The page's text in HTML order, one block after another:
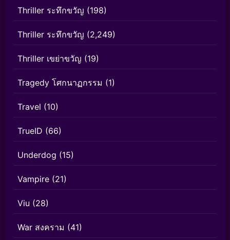
Thriller ระทึกขวัญ (198)
Thriller ระทึกขวัญ (2,249)
Thriller เขย่าขวัญ (19)
Tragedy โศกนาฏกรรม (1)
Travel (10)
TrueID (66)
Underdog (15)
Vampire (21)
Viu (28)
War สงคราม (41)